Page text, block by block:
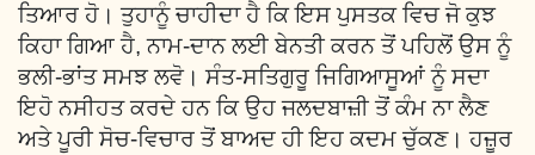
ਤਿਆਰ ਹੋ। ਤੁਹਾਨੂੰ ਚਾਹੀਦਾ ਹੈ ਕਿ ਇਸ ਪੁਸਤਕ ਵਿਚ ਜੋ ਕੁਝ
ਕਿਹਾ ਗਿਆ ਹੈ, ਨਾਮ-ਦਾਨ ਲਈ ਬੇਨਤੀ ਕਰਨ ਤੋਂ ਪਹਿਲੋਂ ਉਸ ਨੂੰ
ਭਲੀ-ਭਾਂਤ ਸਮਝ ਲਵੋ। ਸੰਤ-ਸਤਿਗੁਰੂ ਜਿਗਿਆਸੂਆਂ ਨੂੰ ਸਦਾ
ਇਹੋ ਨਸੀਹਤ ਕਰਦੇ ਹਨ ਕਿ ਉਹ ਜਲਦਬਾਜ਼ੀ ਤੋਂ ਕੰਮ ਨਾ ਲੈਣ
ਅਤੇ ਪੂਰੀ ਸੋਚ-ਵਿਚਾਰ ਤੋਂ ਬਾਅਦ ਹੀ ਇਹ ਕਦਮ ਚੁੱਕਣ। ਹਜ਼ੂਰ